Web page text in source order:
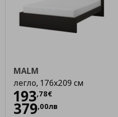
MALM
легло, 176x209 см
193,78€
Цена
379,00лв